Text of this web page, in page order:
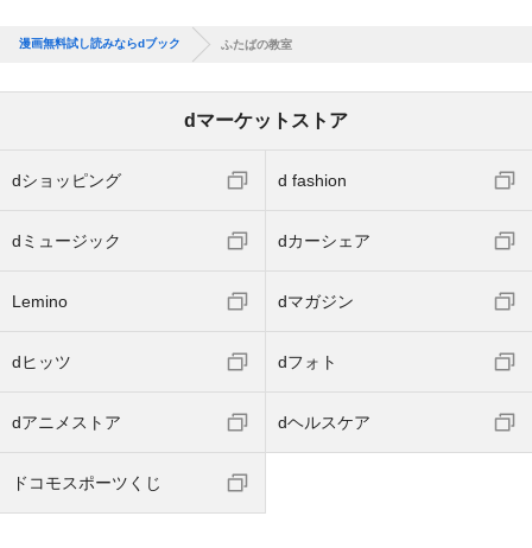
漫画無料試し読みならdブック ふたばの教室
dマーケットストア
dショッピング d fashion
dミュージック dカーシェア
Lemino dマガジン
dヒッツ dフォト
dアニメストア dヘルスケア
ドコモスポーツくじ